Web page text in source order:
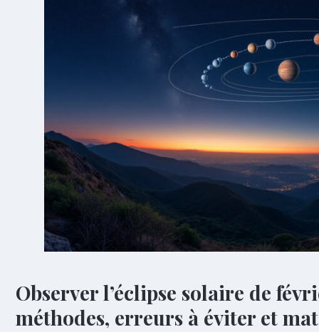
Observer l’éclipse solaire de
méthodes, erreurs à éviter et